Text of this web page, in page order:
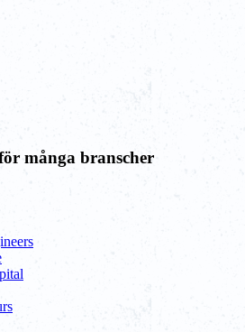
många branscher